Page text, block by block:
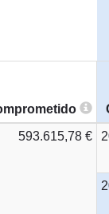
593.615,78 €